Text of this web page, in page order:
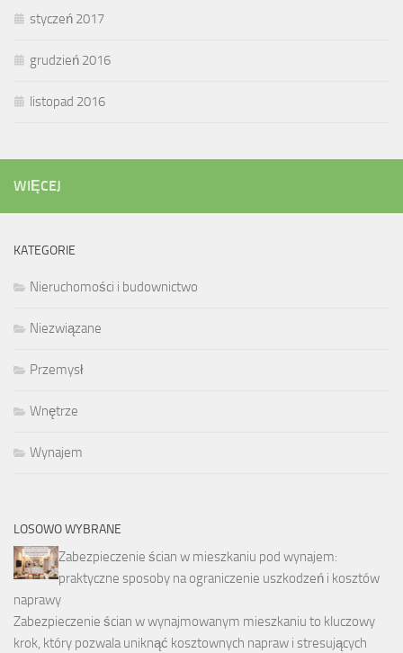
styczeń 2017
grudzień 2016
listopad 2016
WIĘCEJ
KATEGORIE
Nieruchomości i budownictwo
Niezwiązane
Przemysł
Wnętrze
Wynajem
LOSOWO WYBRANE
Zabezpieczenie ścian w mieszkaniu pod wynajem:
praktyczne sposoby na ograniczenie uszkodzeń i kosztów
naprawy
Zabezpieczenie ścian w wynajmowanym mieszkaniu to kluczowy
krok, który pozwala uniknąć kosztownych napraw i stresujących